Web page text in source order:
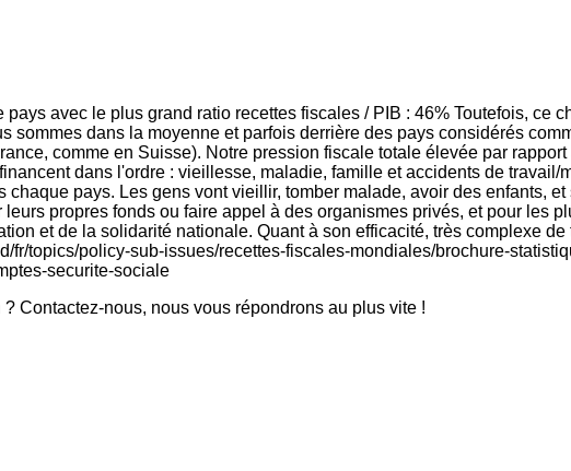
avec le plus grand ratio recettes fiscales / PIB : 46% Toutefois, ce
sommes dans la moyenne et parfois derrière des pays considérés
comme en Suisse). Notre pression fiscale totale élevée par
dans l'ordre : vieillesse, maladie, famille et accidents de
pays. Les gens vont vieillir, tomber malade, avoir des enfants,
propres fonds ou faire appel à des organismes privés, et pour les
et de la solidarité nationale. Quant à son efficacité, très complexe
fr/topics/policy-sub-issues/recettes-fiscales-mondiales/brochure-
securite-sociale
Contactez-nous, nous vous répondrons au plus vite !